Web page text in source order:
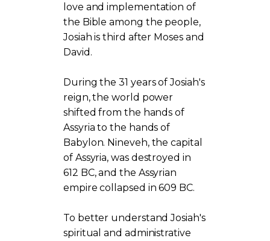
love and implementation of
the Bible among the people,
Josiah is third after Moses and
David.
During the 31 years of Josiah's
reign, the world power
shifted from the hands of
Assyria to the hands of
Babylon. Nineveh, the capital
of Assyria, was destroyed in
612 BC, and the Assyrian
empire collapsed in 609 BC.
To better understand Josiah's
spiritual and administrative